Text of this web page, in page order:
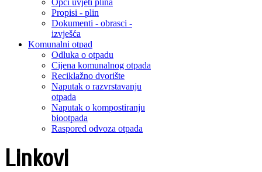
Opći uvjeti plina
Propisi - plin
Dokumenti - obrasci -
izvješća
Komunalni otpad
Odluka o otpadu
Cijena komunalnog otpada
Reciklažno dvorište
Naputak o razvrstavanju
otpada
Naputak o kompostiranju
biootpada
Raspored odvoza otpada
Linkovi